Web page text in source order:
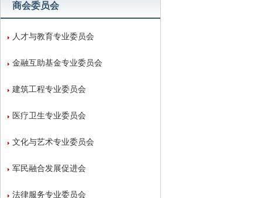
商会委员会
人才与教育专业委员会
金融互助基金专业委员会
建筑工程专业委员会
医疗卫生专业委员会
文化与艺术专业委员会
军民融合发展促进会
法律服务专业委员会